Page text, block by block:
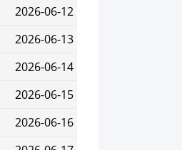
2026-06-12
2026-06-13
2026-06-14
2026-06-15
2026-06-16